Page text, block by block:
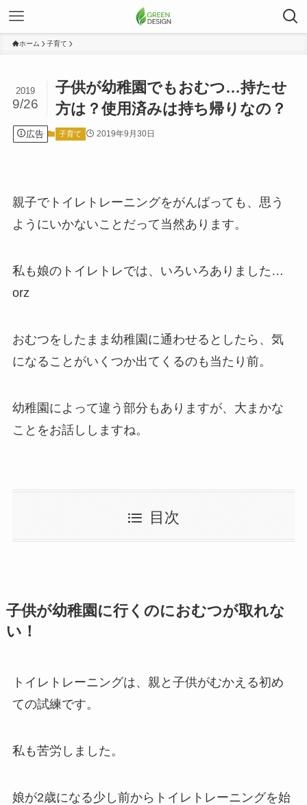
ホーム 子育て
子供が幼稚園でもおむつ…持たせ
方は？使用済みは持ち帰りなの？
2019
9/26
広告 子育て 2019年9月30日
親子でトイレトレーニングをがんばっても、思う
ようにいかないことだって当然あります。
私も娘のトイレトレでは、いろいろありました…
orz
おむつをしたまま幼稚園に通わせるとしたら、気
になることがいくつか出てくるのも当たり前。
幼稚園によって違う部分もありますが、大まかな
ことをお話ししますね。
目次
子供が幼稚園に行くのにおむつが取れな
い！
トイレトレーニングは、親と子供がむかえる初め
ての試練です。
私も苦労しました。
娘が2歳になる少し前からトイレトレーニングを始